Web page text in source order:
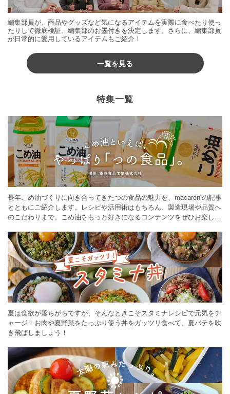
編集部員が、商品やグッズなど気になるアイテムを実際に食べたり使っ
たりして徹底検証。編集部のお墨付きを決定します。さらに、編集部員
が日常的に愛用しているアイテムもご紹介！
一覧を見る
特集一覧
長年こめ油づくりに向き合ってきたつの食品の魅力を、macaroniの記事
とともにご紹介します。レシピや活用術はもちろん、製造現場や品質へ
のこだわりまで。こめ油をもっと好きになるコンテンツをぜひお楽しみ
夏は食欲が落ちがちですが、そんなときこそスタミナレシピで元気をチ
ャージ！お肉や夏野菜をたっぷり使う丼をガッツリ食べて、夏バテを吹
き飛ばしましょう！